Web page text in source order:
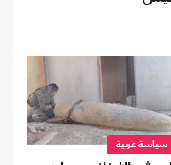
سياسة عربية